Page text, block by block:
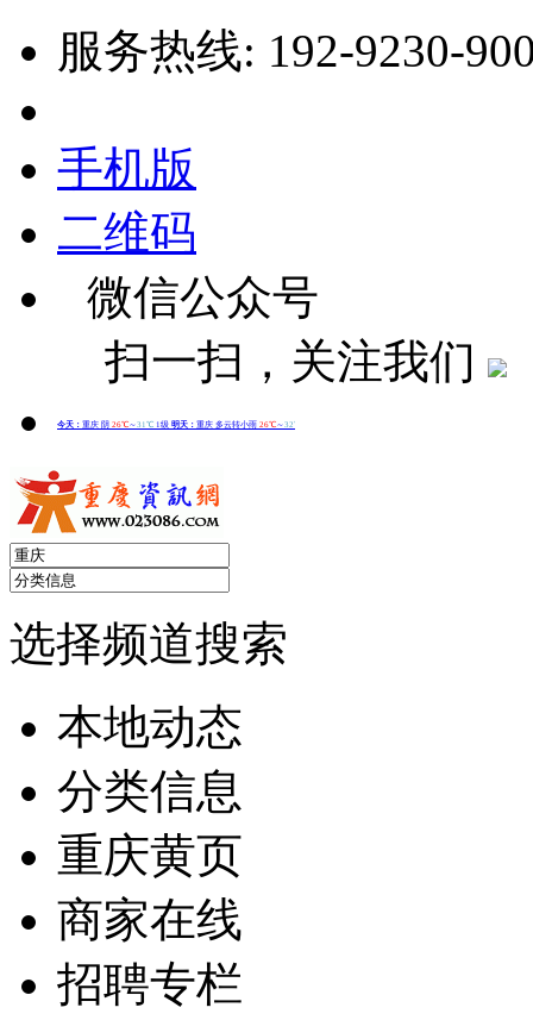
服务热线: 192-9230-
手机版
二维码
微信公众号
扫一扫，关注我们
选择频道搜索
本地动态
分类信息
重庆黄页
商家在线
招聘专栏